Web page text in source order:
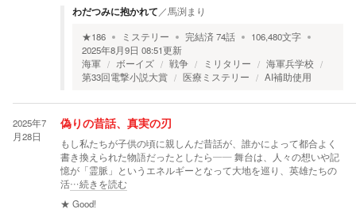
わだつみに抱かれて ／馬渕まり
★186 ミステリー 完結済74話 106,480文字
2025年8月9日 08:51更新
海軍
ボーイズ 戦争 ミリタリー
海軍兵学校
第33回電撃小説大賞
医療ミステリー AI補助使用
2025年7
月28日
偽りの昔話、真実の刃
もし私たちが子供の頃に親しんだ昔話が、誰かによって都合よく
書き換えられた物語だったとしたら―― 舞台は、人々の想いや記
憶が「霊脈」というエネルギーとなって大地を巡り、英雄たちの
活…続きを読む
★ Good!